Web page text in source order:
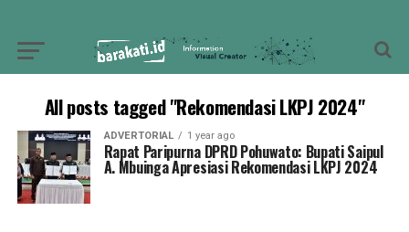
All posts tagged "Rekomendasi LKPJ 2024"
ADVERTORIAL 1 year ago
Rapat Paripurna DPRD Pohuwato: Bupati Saipul
A. Mbuinga Apresiasi Rekomendasi LKPJ 2024